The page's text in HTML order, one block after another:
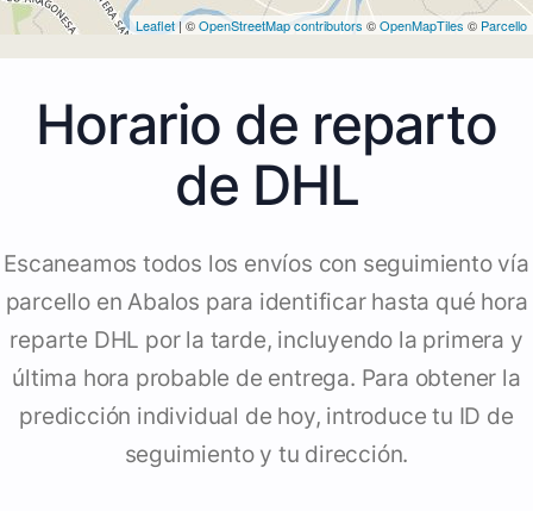
Leaflet| ©OpenStreetMap contributors ©OpenMapTiles © Parcello
Horario de reparto
de DHL
Escaneamos todos los envíos con seguimiento vía
parcello en Abalos para identificar hasta qué hora
reparte DHL por la tarde, incluyendo la primera y
última hora probable de entrega. Para obtener la
predicción individual de hoy, introduce tu ID de
seguimiento y tu dirección.